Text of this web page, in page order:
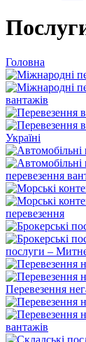
Головна
вантажів
Україні
перевезення
перевезення
послуги –
Перевезення
вантажів